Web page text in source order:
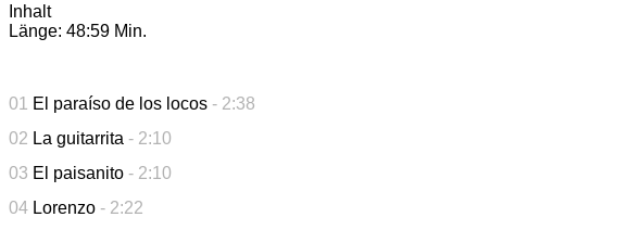
Inhalt
Länge: 48:59 Min.
01 El paraíso de los locos - 2:38
02 La guitarrita - 2:10
03 El paisanito - 2:10
04 Lorenzo - 2:22